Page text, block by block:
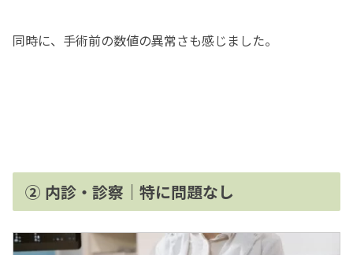
同時に、手術前の数値の異常さも感じました。
② 内診・診察｜特に問題なし